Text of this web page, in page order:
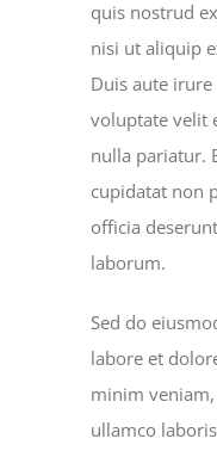
quis nostrud
nisi ut aliquip
Duis aute
voluptate velit
nulla pariatur.
cupidatat non
officia
laborum.
Sed do
labore et
minim
ullamco